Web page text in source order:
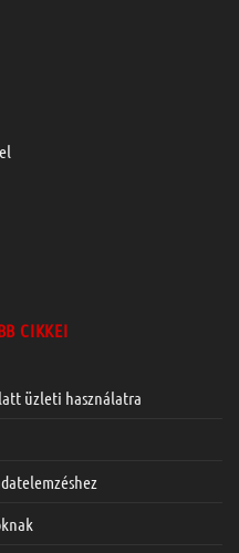
CIKKEI
üzleti használatra